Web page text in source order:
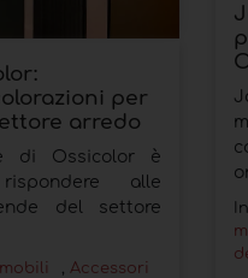
per
arredo
di Ossicolor è
alle
del settore
, Accessori